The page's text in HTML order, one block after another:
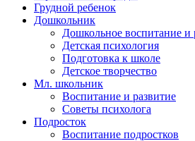
Грудной ребенок
Дошкольник
Дошкольное воспитание и
Детская психология
Подготовка к школе
Детское творчество
Мл. школьник
Воспитание и развитие
Советы психолога
Подросток
Воспитание подростков